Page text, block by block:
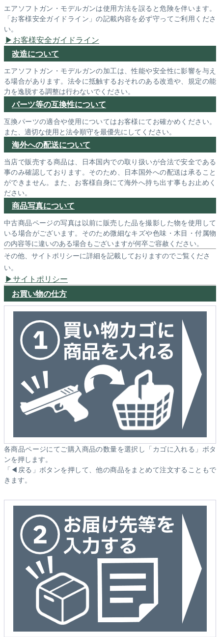
エアソフトガン・モデルガンは使用方法を誤ると危険を伴います。
「お客様安全ガイドライン」の記載内容を必ず守ってご利用くださ
い。
お客様安全ガイドライン
改造について
エアソフトガン・モデルガンの加工は、性能や安全性に影響を与え
る場合があります。法令に抵触するおそれのある改造や、規定の能
力を逸脱する調整は行わないでください。
パーツ等の互換性について
互換パーツの適合や使用についてはお客様にてお確かめください。
また、適切な使用と法令順守を最優先にしてください。
海外への配送について
当店で販売する商品は、日本国内での取り扱いが合法で安全である
事のみ確認しております。そのため、日本国外への配送は承ること
ができません。また、お客様自身にて海外へ持ち出す事もお止めく
ださい。
商品写真について
中古商品ページの写真は以前に販売した品を撮影した物を使用して
いる場合がございます。そのため微細なキズや色味・木目・付属物
の内容等に違いのある場合もございますが何卒ご容赦ください。
その他、サイトポリシーに詳細を記載しておりますのでご覧くださ
い。
サイトポリシー
お買い物の仕方
各商品ページにてご購入商品の数量を選択し「カゴに入れる」ボタ
ンを押します。
「◀戻る」ボタンを押して、他の商品をまとめて注文することもで
きます。